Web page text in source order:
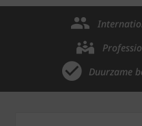
Duurzame